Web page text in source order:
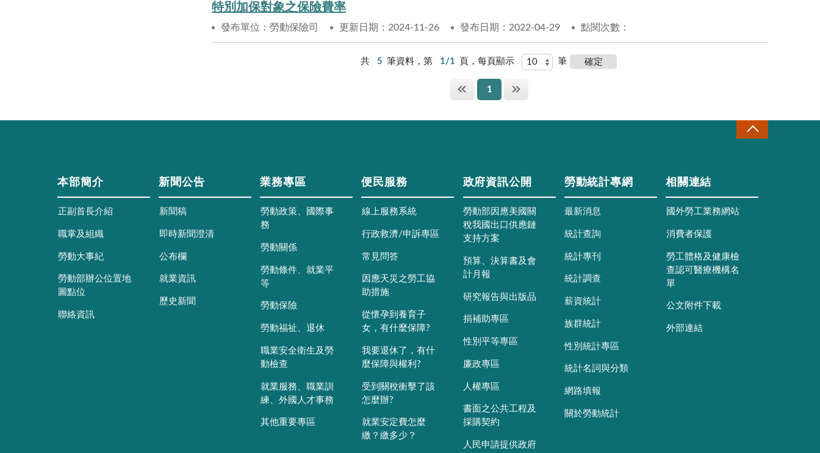
特別加保對象之保險費率
發布單位：勞動保險司 更新日期：2024-11-26 發布日期：2022-04-29 點閱次數：
共 5 筆資料，第 1/1 頁，每頁顯示 筆
1
本部簡介
正副首長介紹
職掌及組織
勞動大事紀
勞動部辦公位置地
圖點位
聯絡資訊
新聞公告
新聞稿
即時新聞澄清
公布欄
就業資訊
歷史新聞
業務專區
勞動政策、國際事
務
勞動關係
勞動條件、就業平
等
勞動保險
勞動福祉、退休
職業安全衛生及勞
動檢查
就業服務、職業訓
練、外國人才事務
其他重要專區
便民服務
線上服務系統
行政救濟/申訴專區
常見問答
因應天災之勞工協
助措施
從懷孕到養育子
女，有什麼保障?
我要退休了，有什
麼保障與權利?
受到關稅衝擊了該
怎麼辦?
就業安定費怎麼
繳？繳多少？
政府資訊公開
勞動部因應美國關
稅我國出口供應鏈
支持方案
預算、決算書及會
計月報
研究報告與出版品
捐補助專區
性別平等專區
廉政專區
人權專區
書面之公共工程及
採購契約
人民申請提供政府
勞動統計專網
最新消息
統計查詢
統計專刊
統計調查
薪資統計
族群統計
性別統計專區
統計名詞與分類
網路填報
關於勞動統計
相關連結
國外勞工業務網站
消費者保護
勞工體格及健康檢
查認可醫療機構名
單
公文附件下載
外部連結